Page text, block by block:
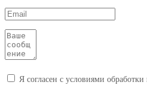
Я согласен с условиями